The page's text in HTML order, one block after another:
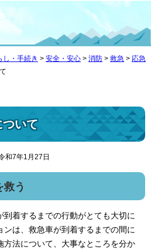
し・手続き > 安全・安心 > 消防 > 救急 > 応急
ついて
和7年1月27日
救う
着するまでの行動がとても大切に
ンは、救急車が到着するまでの間に
方法について、大事なところを分か